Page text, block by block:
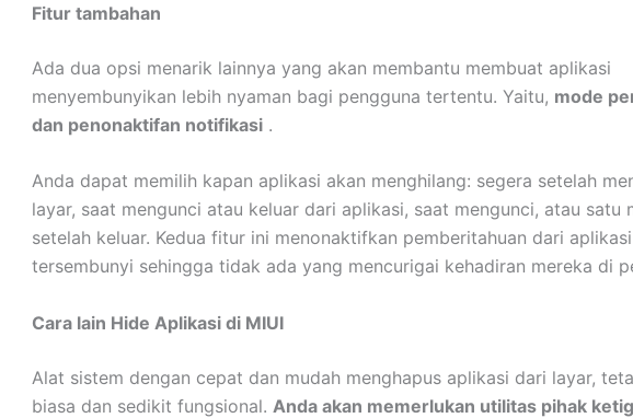
Fitur tambahan
Ada dua opsi menarik lainnya yang akan membantu membuat aplikasi
menyembunyikan lebih nyaman bagi pengguna tertentu. Yaitu, mode
dan penonaktifan notifikasi .
Anda dapat memilih kapan aplikasi akan menghilang: segera setelah
layar, saat mengunci atau keluar dari aplikasi, saat mengunci, atau satu
setelah keluar. Kedua fitur ini menonaktifkan pemberitahuan dari aplikasi
tersembunyi sehingga tidak ada yang mencurigai kehadiran mereka di
Cara lain Hide Aplikasi di MIUI
Alat sistem dengan cepat dan mudah menghapus aplikasi dari layar,
biasa dan sedikit fungsional. Anda akan memerlukan utilitas pihak